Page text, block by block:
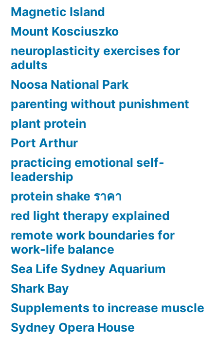
Magnetic Island
Mount Kosciuszko
neuroplasticity exercises for
adults
Noosa National Park
parenting without punishment
plant protein
Port Arthur
practicing emotional self-
leadership
protein shake ราคา
red light therapy explained
remote work boundaries for
work-life balance
Sea Life Sydney Aquarium
Shark Bay
Supplements to increase muscle
Sydney Opera House